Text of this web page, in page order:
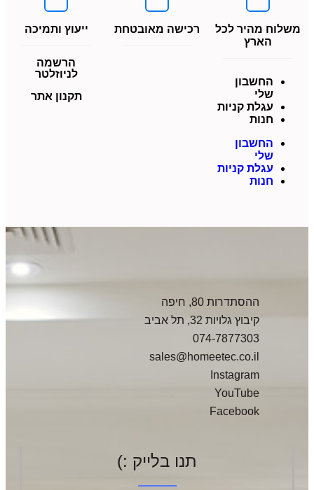
משלוח מהיר לכל
הארץ
החשבון
שלי
עגלת קניות
חנות
החשבון
שלי
עגלת קניות
חנות
רכישה מאובטחת ייעוץ ותמיכה
הרשמה
לניוזלטר
תקנון אתר
ההסתדרות 80, חיפה
קיבוץ גלויות 32, תל אביב
074-7877303
sales@homeetec.co.il
Instagram
YouTube
Facebook
תנו בלייק :)